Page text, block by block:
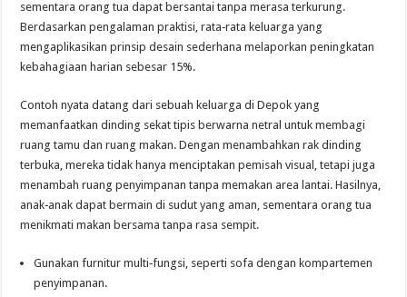
sementara orang tua dapat bersantai tanpa merasa terkurung.
Berdasarkan pengalaman praktisi, rata‑rata keluarga yang
mengaplikasikan prinsip desain sederhana melaporkan peningkatan
kebahagiaan harian sebesar 15%.
Contoh nyata datang dari sebuah keluarga di Depok yang
memanfaatkan dinding sekat tipis berwarna netral untuk membagi
ruang tamu dan ruang makan. Dengan menambahkan rak dinding
terbuka, mereka tidak hanya menciptakan pemisah visual, tetapi juga
menambah ruang penyimpanan tanpa memakan area lantai. Hasilnya,
anak‑anak dapat bermain di sudut yang aman, sementara orang tua
menikmati makan bersama tanpa rasa sempit.
Gunakan furnitur multi‑fungsi, seperti sofa dengan kompartemen
penyimpanan.